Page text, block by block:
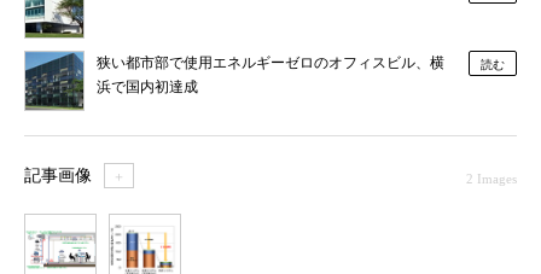
狭い都市部で使用エネルギーゼロのオフィスビル、横
浜で国内初達成
読む
記事画像 ＋ 2 Images